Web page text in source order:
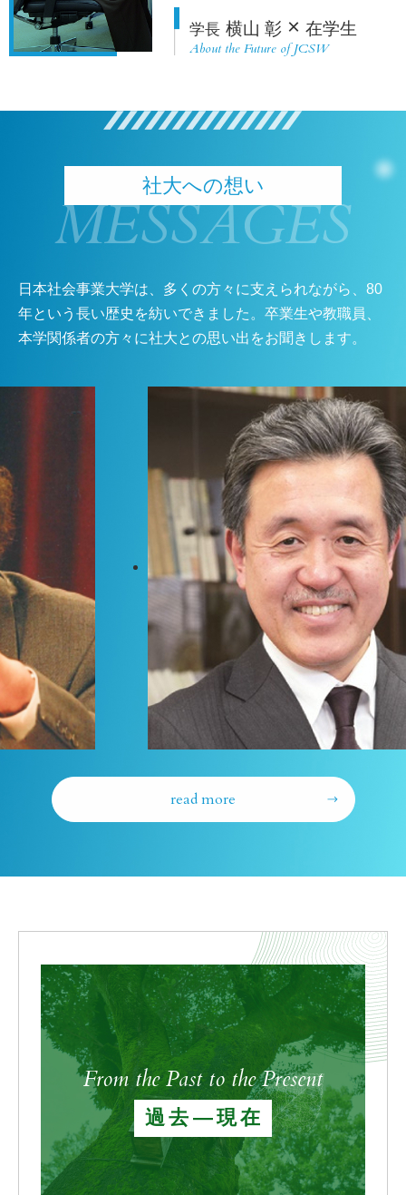
学長 横山 彰 × 在学生
About the Future of JCSW
社大への想い
MESSAGES
日本社会事業大学は、多くの方々に支えられながら、80
年という長い歴史を紡いできました。 卒業生や教職員、
本学関係者の方々に社大との思い出をお聞きします。
read more
From the Past to the Present
過去―現在